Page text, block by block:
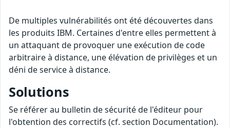
De multiples vulnérabilités ont été découvertes dans
les produits IBM. Certaines d'entre elles permettent à
un attaquant de provoquer une exécution de code
arbitraire à distance, une élévation de privilèges et un
déni de service à distance.
Solutions
Se référer au bulletin de sécurité de l'éditeur pour
l'obtention des correctifs (cf. section Documentation).